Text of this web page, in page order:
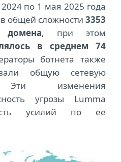
по 1 мая 2025 года
общей сложности 3353
домена, при этом
в среднем 74
ботнета также
общую сетевую
Эти изменения
угрозы Lumma
усилий по ее